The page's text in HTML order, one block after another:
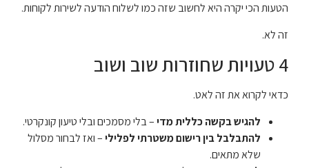
הטעות הכי יקרה היא לחשוב שזה כמו לשלוח הודעה לשירות לקוחות.
זה לא.
4 טעויות שחוזרות שוב ושוב
כדאי לקרוא את זה לאט.
להגיש בקשה כללית מדי– בלי מסמכים ובלי טיעון קונקרטי.
להתבלבל בין רישום משטרתי לפלילי– ואז לבחור מסלול
שלא מתאים.